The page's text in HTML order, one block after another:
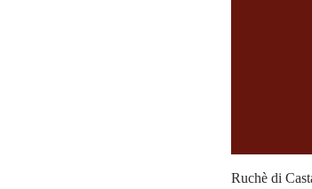
Ruchè di